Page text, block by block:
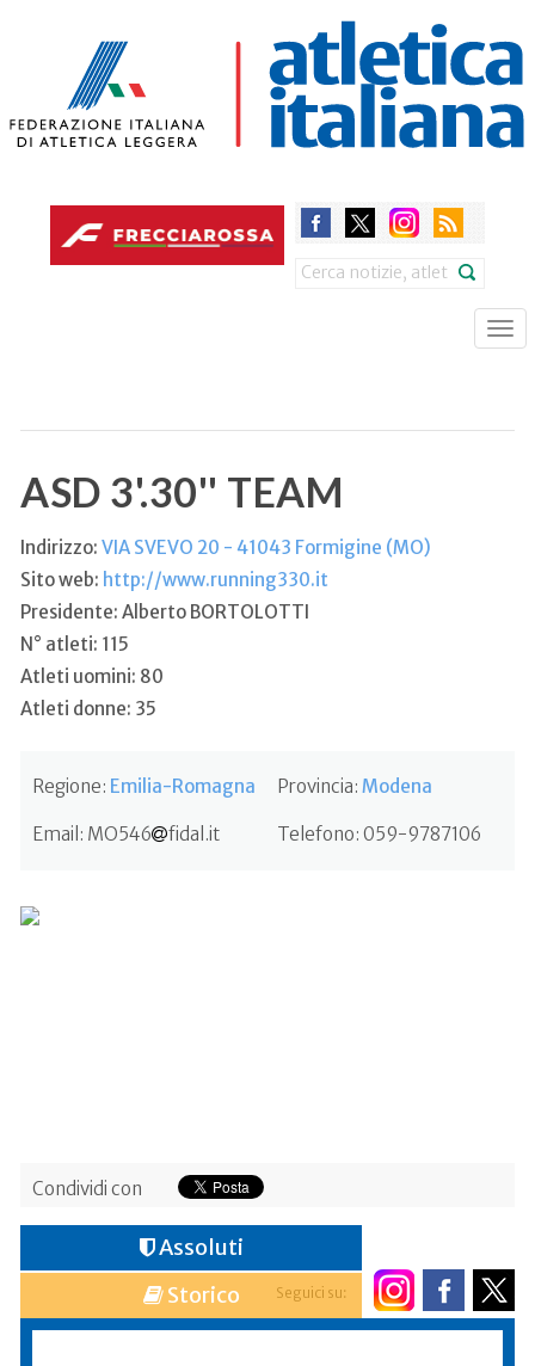
Search
ASD 3'.30'' TEAM
Indirizzo: VIA SVEVO 20 - 41043 Formigine (MO)
Sito web: http://www.running330.it
Presidente: Alberto BORTOLOTTI
N° atleti: 115
Atleti uomini: 80
Atleti donne: 35
Regione: Emilia-Romagna Provincia: Modena
Email: MO546 fidal.it Telefono: 059-9787106
Condividi con
Seguici su:
Assoluti
Storico